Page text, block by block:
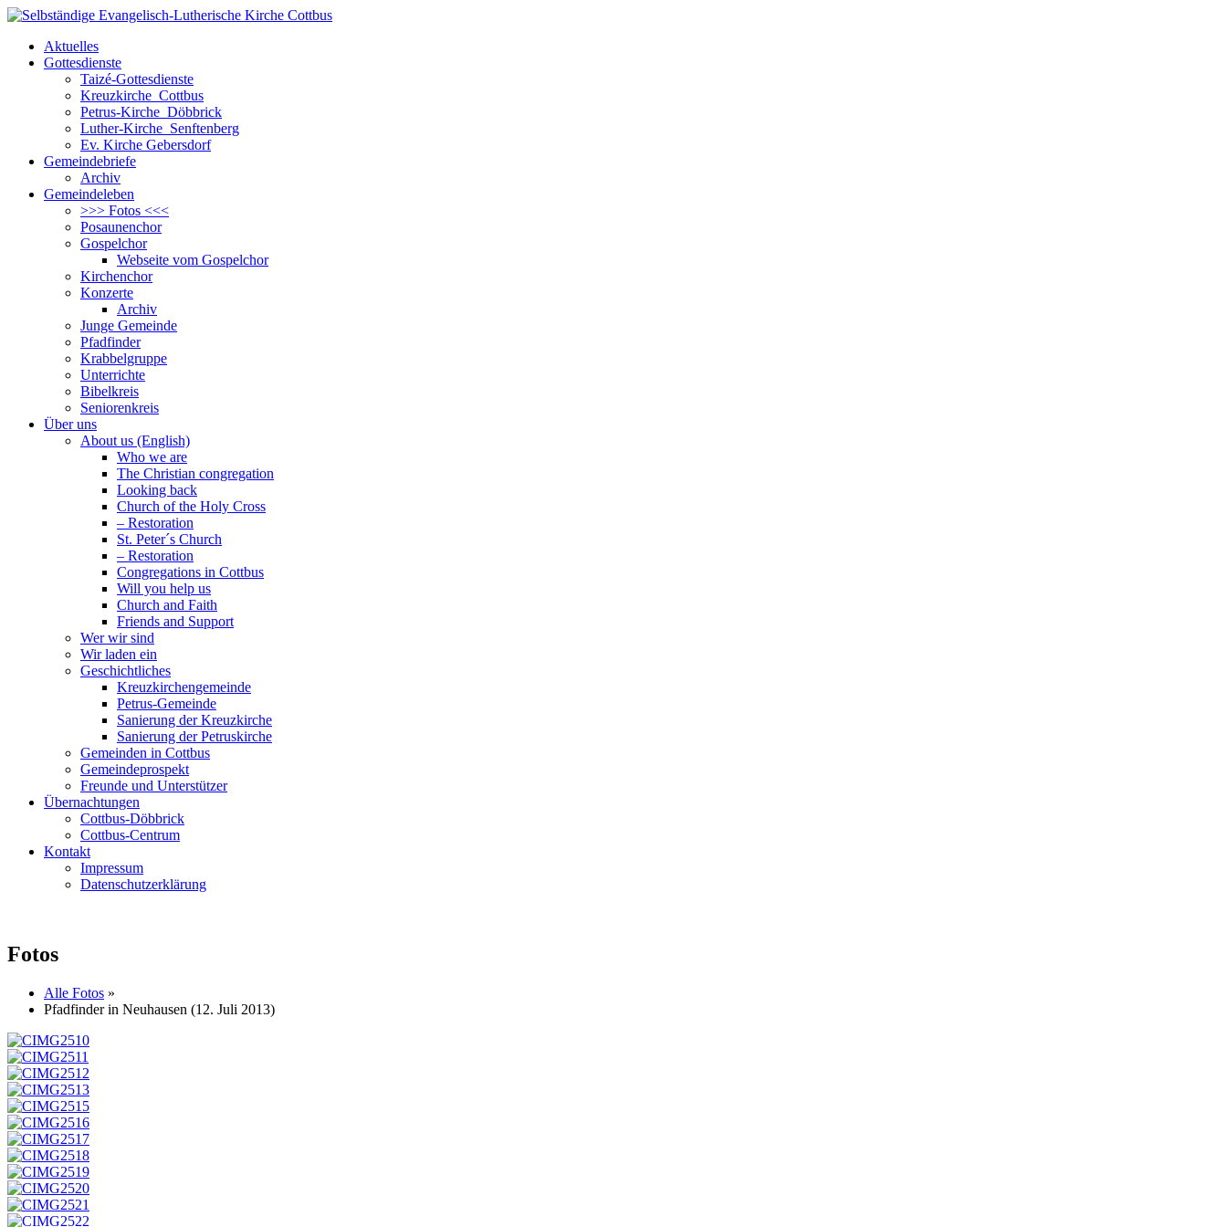
Aktuelles
Gottesdienste
Taizé-Gottesdienste
Kreuzkirche Cottbus
Petrus-Kirche Döbbrick
Luther-Kirche Senftenberg
Ev. Kirche Gebersdorf
Gemeindebriefe
Archiv
Gemeindeleben
>>> Fotos <<<
Posaunenchor
Gospelchor
Webseite vom Gospelchor
Kirchenchor
Konzerte
Archiv
Junge Gemeinde
Pfadfinder
Krabbelgruppe
Unterrichte
Bibelkreis
Seniorenkreis
Über uns
About us (English)
Who we are
The Christian congregation
Looking back
Church of the Holy Cross
– Restoration
St. Peter´s Church
– Restoration
Congregations in Cottbus
Will you help us
Church and Faith
Friends and Support
Wer wir sind
Wir laden ein
Geschichtliches
Kreuzkirchengemeinde
Petrus-Gemeinde
Sanierung der Kreuzkirche
Sanierung der Petruskirche
Gemeinden in Cottbus
Gemeindeprospekt
Freunde und Unterstützer
Übernachtungen
Cottbus-Döbbrick
Cottbus-Centrum
Kontakt
Impressum
Datenschutzerklärung
Fotos
Alle Fotos »
Pfadfinder in Neuhausen (12. Juli 2013)